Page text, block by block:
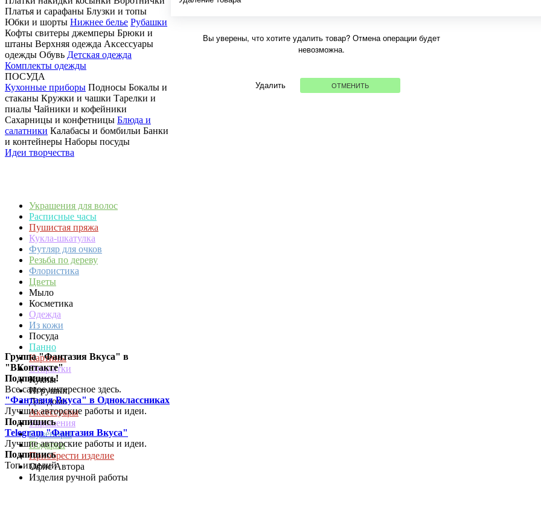
Платья и сарафаны Блузки и топы
Юбки и шорты Нижнее белье Рубашки
Кофты свитеры джемперы Брюки и
штаны Верхняя одежда Аксессуары
одежды Обувь Детская одежда
Комплекты одежды
ПОСУДА
Кухонные приборы Подносы Бокалы и
стаканы Кружки и чашки Тарелки и
пиалы Чайники и кофейники
Сахарницы и конфетницы Блюда и
салатники Калабасы и бомбильи Банки
и контейнеры Наборы посуды
Идеи творчества
Украшения для волос
Расписные часы
Пушистая пряжа
Кукла-шкатулка
Футляр для очков
Резьба по дереву
Флористика
Цветы
Мыло
Косметика
Одежда
Из кожи
Посуда
Панно
Картины
Открытки
Куклы
Игрушки
Для дома
Аксессуары
Украшения
Сувениры
Подарки
Приобрести изделие
Офис Автора
Изделия ручной работы
Группа "Фантазия Вкуса" в
"ВКонтакте"
Подпишись!
Все самое интересное здесь.
"Фантазия Вкуса" в Одноклассниках
Лучшие авторские работы и идеи.
Подпишись
Telegram "Фантазия Вкуса"
Лучшие авторские работы и идеи.
Подпишись
Вы уверены, что хотите удалить товар? Отмена операции будет
невозможна.
Удалить ОТМЕНИТЬ
Топ изделий